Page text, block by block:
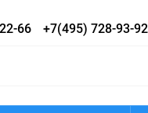
66 +7(495) 728-93-92